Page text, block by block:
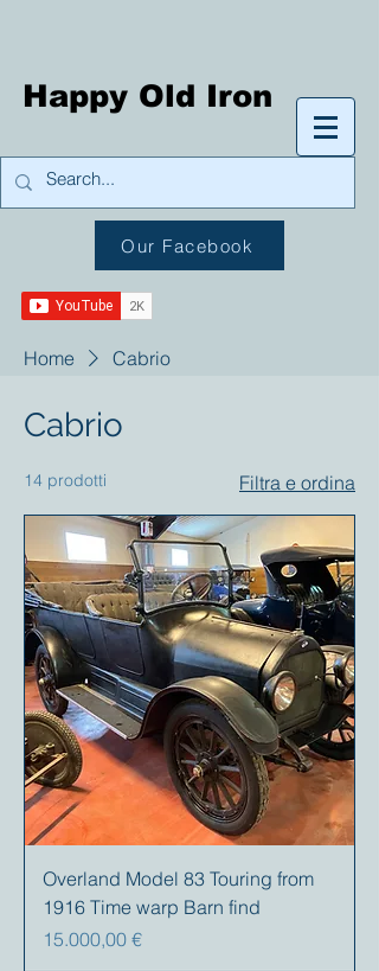
Happy Old Iron
Our Facebook
Home Cabrio
Cabrio
14 prodotti Filtra e ordina
Overland Model 83 Touring from
1916 Time warp Barn find
Prezzo
15.000,00 €